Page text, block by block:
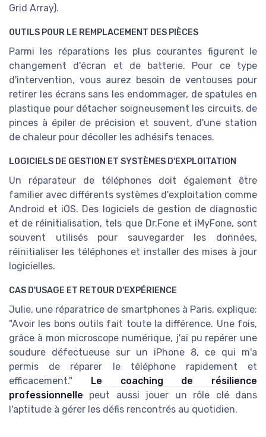
Grid Array).
OUTILS POUR LE REMPLACEMENT DES PIÈCES
Parmi les réparations les plus courantes figurent le
changement d'écran et de batterie. Pour ce type
d'intervention, vous aurez besoin de ventouses pour
retirer les écrans sans les endommager, de spatules en
plastique pour détacher soigneusement les circuits, de
pinces à épiler de précision et souvent, d'une station
de chaleur pour décoller les adhésifs tenaces.
LOGICIELS DE GESTION ET SYSTÈMES D'EXPLOITATION
Un réparateur de téléphones doit également être
familier avec différents systèmes d'exploitation comme
Android et iOS. Des logiciels de gestion de diagnostic
et de réinitialisation, tels que Dr.Fone et iMyFone, sont
souvent utilisés pour sauvegarder les données,
réinitialiser les téléphones et installer des mises à jour
logicielles.
CAS D'USAGE ET RETOUR D'EXPÉRIENCE
Julie, une réparatrice de smartphones à Paris, explique:
"Avoir les bons outils fait toute la différence. Une fois,
grâce à mon microscope numérique, j'ai pu repérer une
soudure défectueuse sur un iPhone 8, ce qui m'a
permis de réparer le téléphone rapidement et
efficacement." Le coaching de résilience
professionnelle peut aussi jouer un rôle clé dans
l'aptitude à gérer les défis rencontrés au quotidien.